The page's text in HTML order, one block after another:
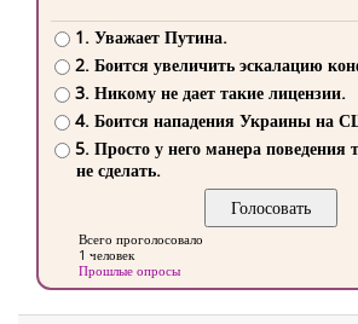
1. Уважает Путина.
2. Боится увеличить эскалацию
3. Никому не дает такие лицензии.
4. Боится нападения Украины на
5. Просто у него манера поведения
не сделать.
Всего проголосовало
1 человек
Прошлые опросы